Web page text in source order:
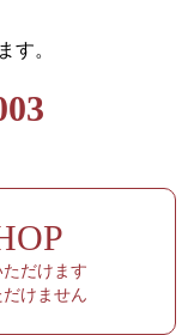
す。
だけます
けません